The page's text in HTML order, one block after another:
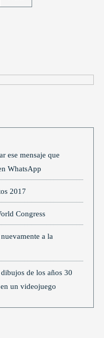
ese mensaje que
WhatsApp
2017
Congress
a la
de los años 30
un videojuego